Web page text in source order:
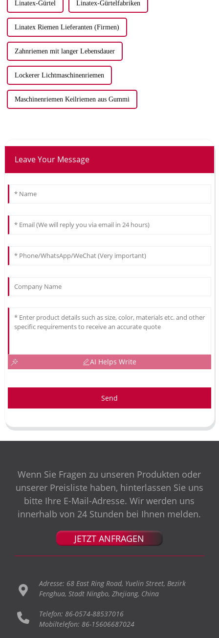
Linatex-Gürtel Linatex-Gürtelfabriken
Linatex Riemen Lieferanten (Firmen)
Zahnriemen mit langer Lebensdauer
Lockerer Lichtmaschinenriemen
Maschinenriemen Keilriemen aus Gummi
Leave Your Message
AI Helps Write
Send
Wenn Sie Fragen zu unseren Produkten oder
unserer Preisliste haben, hinterlassen Sie uns
bitte Ihre E-Mail-Adresse. Wir werden uns
innerhalb von 24 Stunden bei Ihnen melden.
JETZT ANFRAGEN
Adresse: 68 East Ring Road, Yuelin Street, Bezirk
Fenghua, Stadt Ningbo, Zhejiang, China
Telefon: 86-0574-88537016
Mobiltelefon: 86-15606687024